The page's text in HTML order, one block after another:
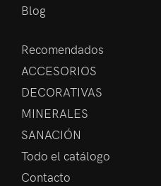
Blog
Recomendados
ACCESORIOS
DECORATIVAS
MINERALES
SANACIÓN
Todo el catálogo
Contacto